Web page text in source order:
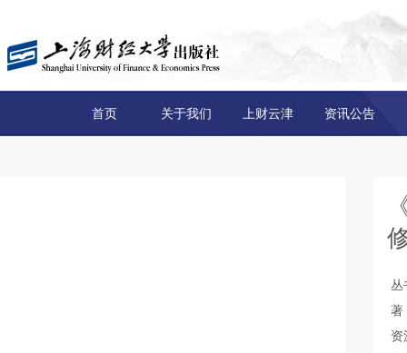
首页 关于我们 上财云津 资讯公告
丛
著
资